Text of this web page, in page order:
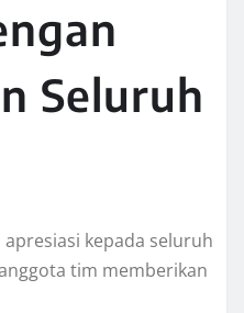
Seluruh
kepada seluruh
tim memberikan